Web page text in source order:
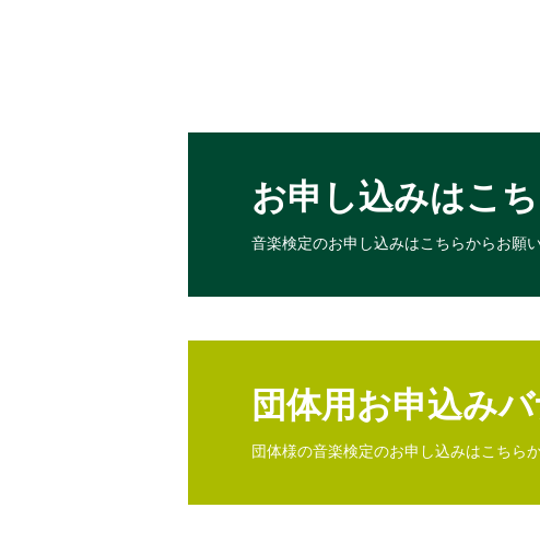
お申し込みはこ
音楽検定のお申し込みはこちらからお願
団体用お申込み
団体様の音楽検定のお申し込みはこちら